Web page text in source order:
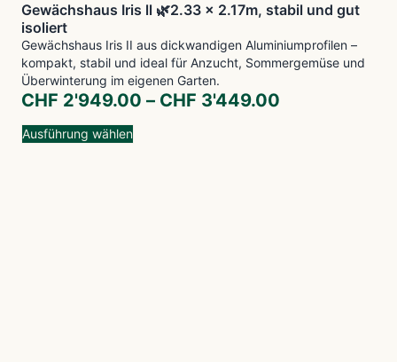
Gewächshaus Iris ll 🌿2.33 x 2.17m, stabil und gut
isoliert
Gewächshaus Iris II aus dickwandigen Aluminiumprofilen –
kompakt, stabil und ideal für Anzucht, Sommergemüse und
Überwinterung im eigenen Garten.
CHF 2'949.00 – CHF 3'449.00
Ausführung wählen